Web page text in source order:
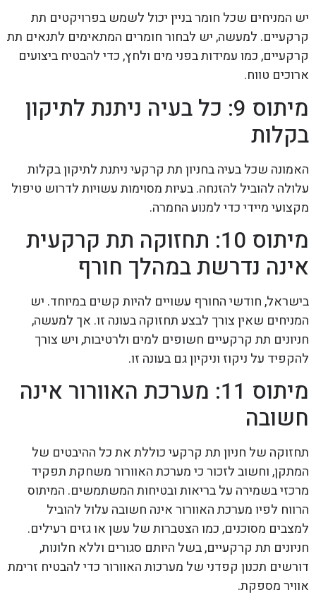
יש המניחים שכל חומר בניין יכול לשמש בפרויקטים תת
קרקעיים. למעשה, יש לבחור חומרים המתאימים לתנאים תת
קרקעיים, כמו עמידות בפני מים ולחץ, כדי להבטיח ביצועים
ארוכים טווח.
מיתוס 9: כל בעיה ניתנת לתיקון
בקלות
האמונה שכל בעיה בחניון תת קרקעי ניתנת לתיקון בקלות
עלולה להוביל להזנחה. בעיות מסוימות עשויות לדרוש טיפול
מקצועי מיידי כדי למנוע החמרה.
מיתוס 10: תחזוקה תת קרקעית
אינה נדרשת במהלך חורף
בישראל, חודשי החורף עשויים להיות קשים במיוחד. יש
המניחים שאין צורך לבצע תחזוקה בעונה זו. אך למעשה,
חניונים תת קרקעיים חשופים למים ולרטיבות, ויש צורך
להקפיד על ניקוז וניקיון גם בעונה זו.
מיתוס 11: מערכת האוורור אינה
חשובה
תחזוקה של חניון תת קרקעי כוללת את כל ההיבטים של
המתקן, וחשוב לזכור כי מערכת האוורור משחקת תפקיד
מרכזי בשמירה על בריאות ובטיחות המשתמשים. המיתוס
הרווח לפיו מערכת האוורור אינה חשובה עלול להוביל
למצבים מסוכנים, כמו הצטברות של עשן או גזים רעילים.
חניונים תת קרקעיים, בשל היותם סגורים וללא חלונות,
דורשים תכנון קפדני של מערכות האוורור כדי להבטיח זרימת
אוויר מספקת.